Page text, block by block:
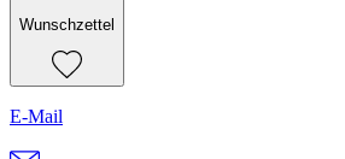
Wunschzettel
E-Mail